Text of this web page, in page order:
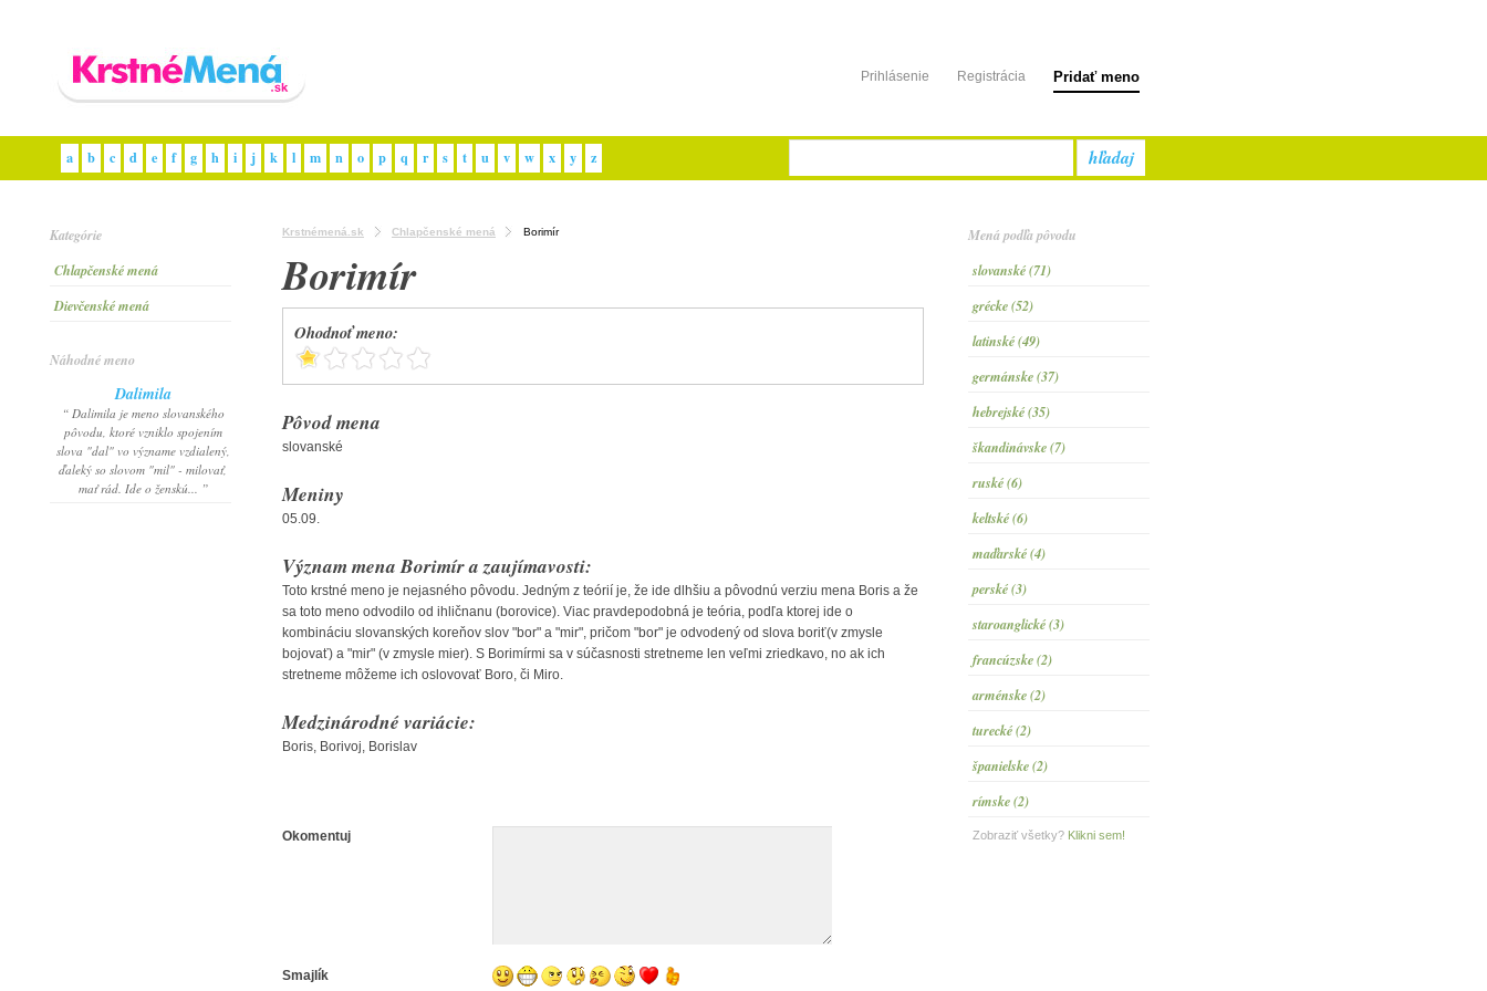
Prihlásenie Registrácia Pridať meno
a b c d e f g h i j k l m n o p q r s t u v w x y z hľadaj
Kategórie
Chlapčenské mená
Dievčenské mená
Náhodné meno
Dalimila
“ Dalimila je meno slovanského
pôvodu, ktoré vzniklo spojením
slova "dal" vo význame vzdialený,
ďaleký so slovom "mil" - milovať,
mať rád. Ide o ženskú... ”
Krstnémená.sk Chlapčenské mená Borimír
Borimír
Ohodnoť meno:
Pôvod mena
slovanské
Meniny
05.09.
Význam mena Borimír a zaujímavosti:
Toto krstné meno je nejasného pôvodu. Jedným z teórií je, že ide dlhšiu a pôvodnú verziu mena Boris a že
sa toto meno odvodilo od ihličnanu (borovice). Viac pravdepodobná je teória, podľa ktorej ide o
kombináciu slovanských koreňov slov "bor" a "mir", pričom "bor" je odvodený od slova boriť(v zmysle
bojovať) a "mir" (v zmysle mier). S Borimírmi sa v súčasnosti stretneme len veľmi zriedkavo, no ak ich
stretneme môžeme ich oslovovať Boro, či Miro.
Medzinárodné variácie:
Boris, Borivoj, Borislav
Okomentuj
Smajlík
Mená podľa pôvodu
slovanské (71)
grécke (52)
latinské (49)
germánske (37)
hebrejské (35)
škandinávske (7)
ruské (6)
keltské (6)
maďarské (4)
perské (3)
staroanglické (3)
francúzske (2)
arménske (2)
turecké (2)
španielske (2)
rímske (2)
Zobraziť všetky? Klikni sem!